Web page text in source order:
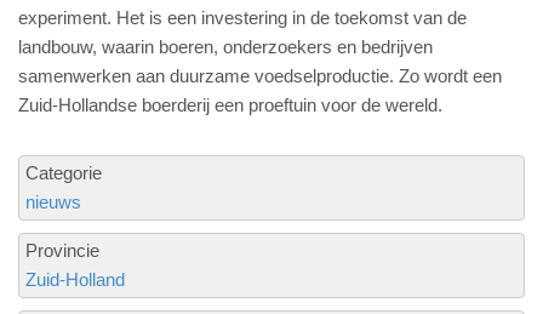
experiment. Het is een investering in de toekomst van de
landbouw, waarin boeren, onderzoekers en bedrijven
samenwerken aan duurzame voedselproductie. Zo wordt een
Zuid-Hollandse boerderij een proeftuin voor de wereld.
Categorie
nieuws
Provincie
Zuid-Holland